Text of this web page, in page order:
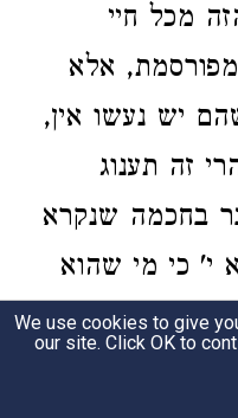
מכל חיי
אלא
יש נעשו אין,
זה תענוג
בחכמה שנקרא
י' כי מי שהוא
בחכמה
תמצא (
We use cookies to give
our site. Click OK to